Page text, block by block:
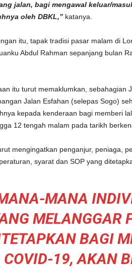
jalan, bagi mengawal keluar/
oleh DBKL,”katanya.
itu, tapak tradisi pasar malam di
Abdul Rahman sepanjang bulan
itu turut memaklumkan, sebahagian
Jalan Esfahan (selepas Sogo)
kepada kenderaan bagi memberi
12 tengah malam pada tarikh
mengingatkan penganjur, peniaga,
syarat dan SOP yang
MANA
MELANGGAR
BAGI
COVID-19, AKAN